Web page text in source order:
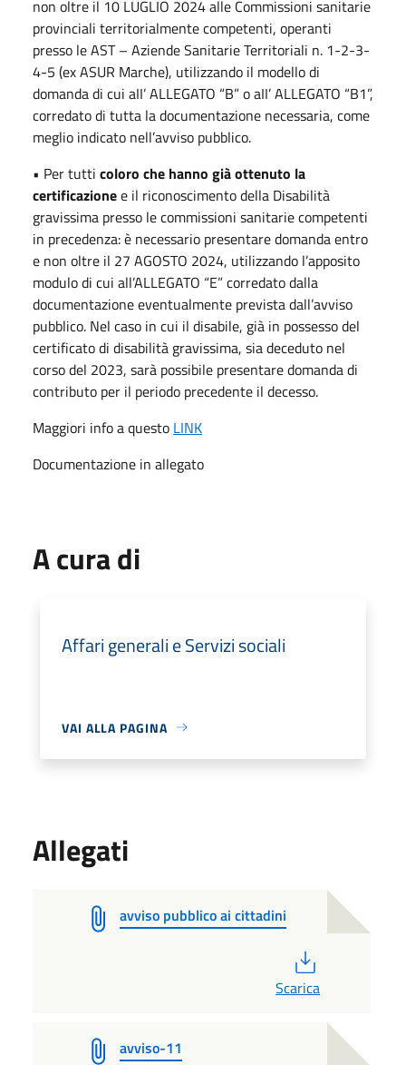
non oltre il 10 LUGLIO 2024 alle Commissioni sanitarie
provinciali territorialmente competenti, operanti
presso le AST – Aziende Sanitarie Territoriali n. 1-2-3-
4-5 (ex ASUR Marche), utilizzando il modello di
domanda di cui aII’ ALLEGATO “B” o aII’ ALLEGATO “B1”,
corredato di tutta la documentazione necessaria, come
meglio indicato nell’avviso pubblico.
• Per tutti coloro che hanno già ottenuto la
certificazionee il riconoscimento della Disabilità
gravissima presso le commissioni sanitarie competenti
in precedenza: è necessario presentare domanda entro
e non oltre il 27 AGOSTO 2024, utilizzando l’apposito
modulo di cui all’ALLEGATO “E” corredato dalla
documentazione eventualmente prevista dall’avviso
pubblico. Nel caso in cui il disabile, già in possesso del
certificato di disabilità gravissima, sia deceduto nel
corso del 2023, sarà possibile presentare domanda di
contributo per il periodo precedente il decesso.
Maggiori info a questo LINK
Documentazione in allegato
A cura di
Affari generali e Servizi sociali
VAI ALLA PAGINA
Allegati
avviso pubblico ai cittadini
Scarica
avviso-11